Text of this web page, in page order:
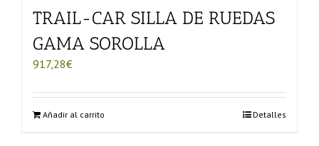
TRAIL-CAR SILLA DE RUEDAS
GAMA SOROLLA
917,28€
Añadir al carrito Detalles